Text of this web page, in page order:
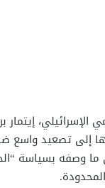
الإسرائيلي، إيتمار
إلى تصعيد واسع
ما وصفه بسياسة